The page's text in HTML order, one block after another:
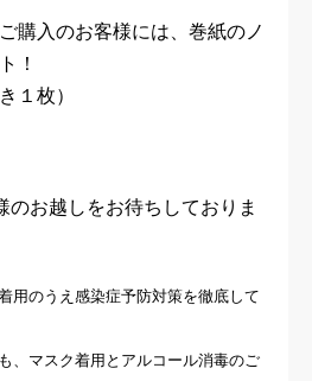
購入のお客様には、巻紙のノ
！
１枚）
のお越しをお待ちしておりま
用のうえ感染症予防対策を徹底して
、マスク着用とアルコール消毒のご